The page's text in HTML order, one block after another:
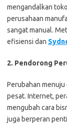
mengandalkan
perusahaan
sangat manual.
efisiensi dan
2. Pendorong
Perubahan
pesat. Internet,
mengubah cara
juga berperan